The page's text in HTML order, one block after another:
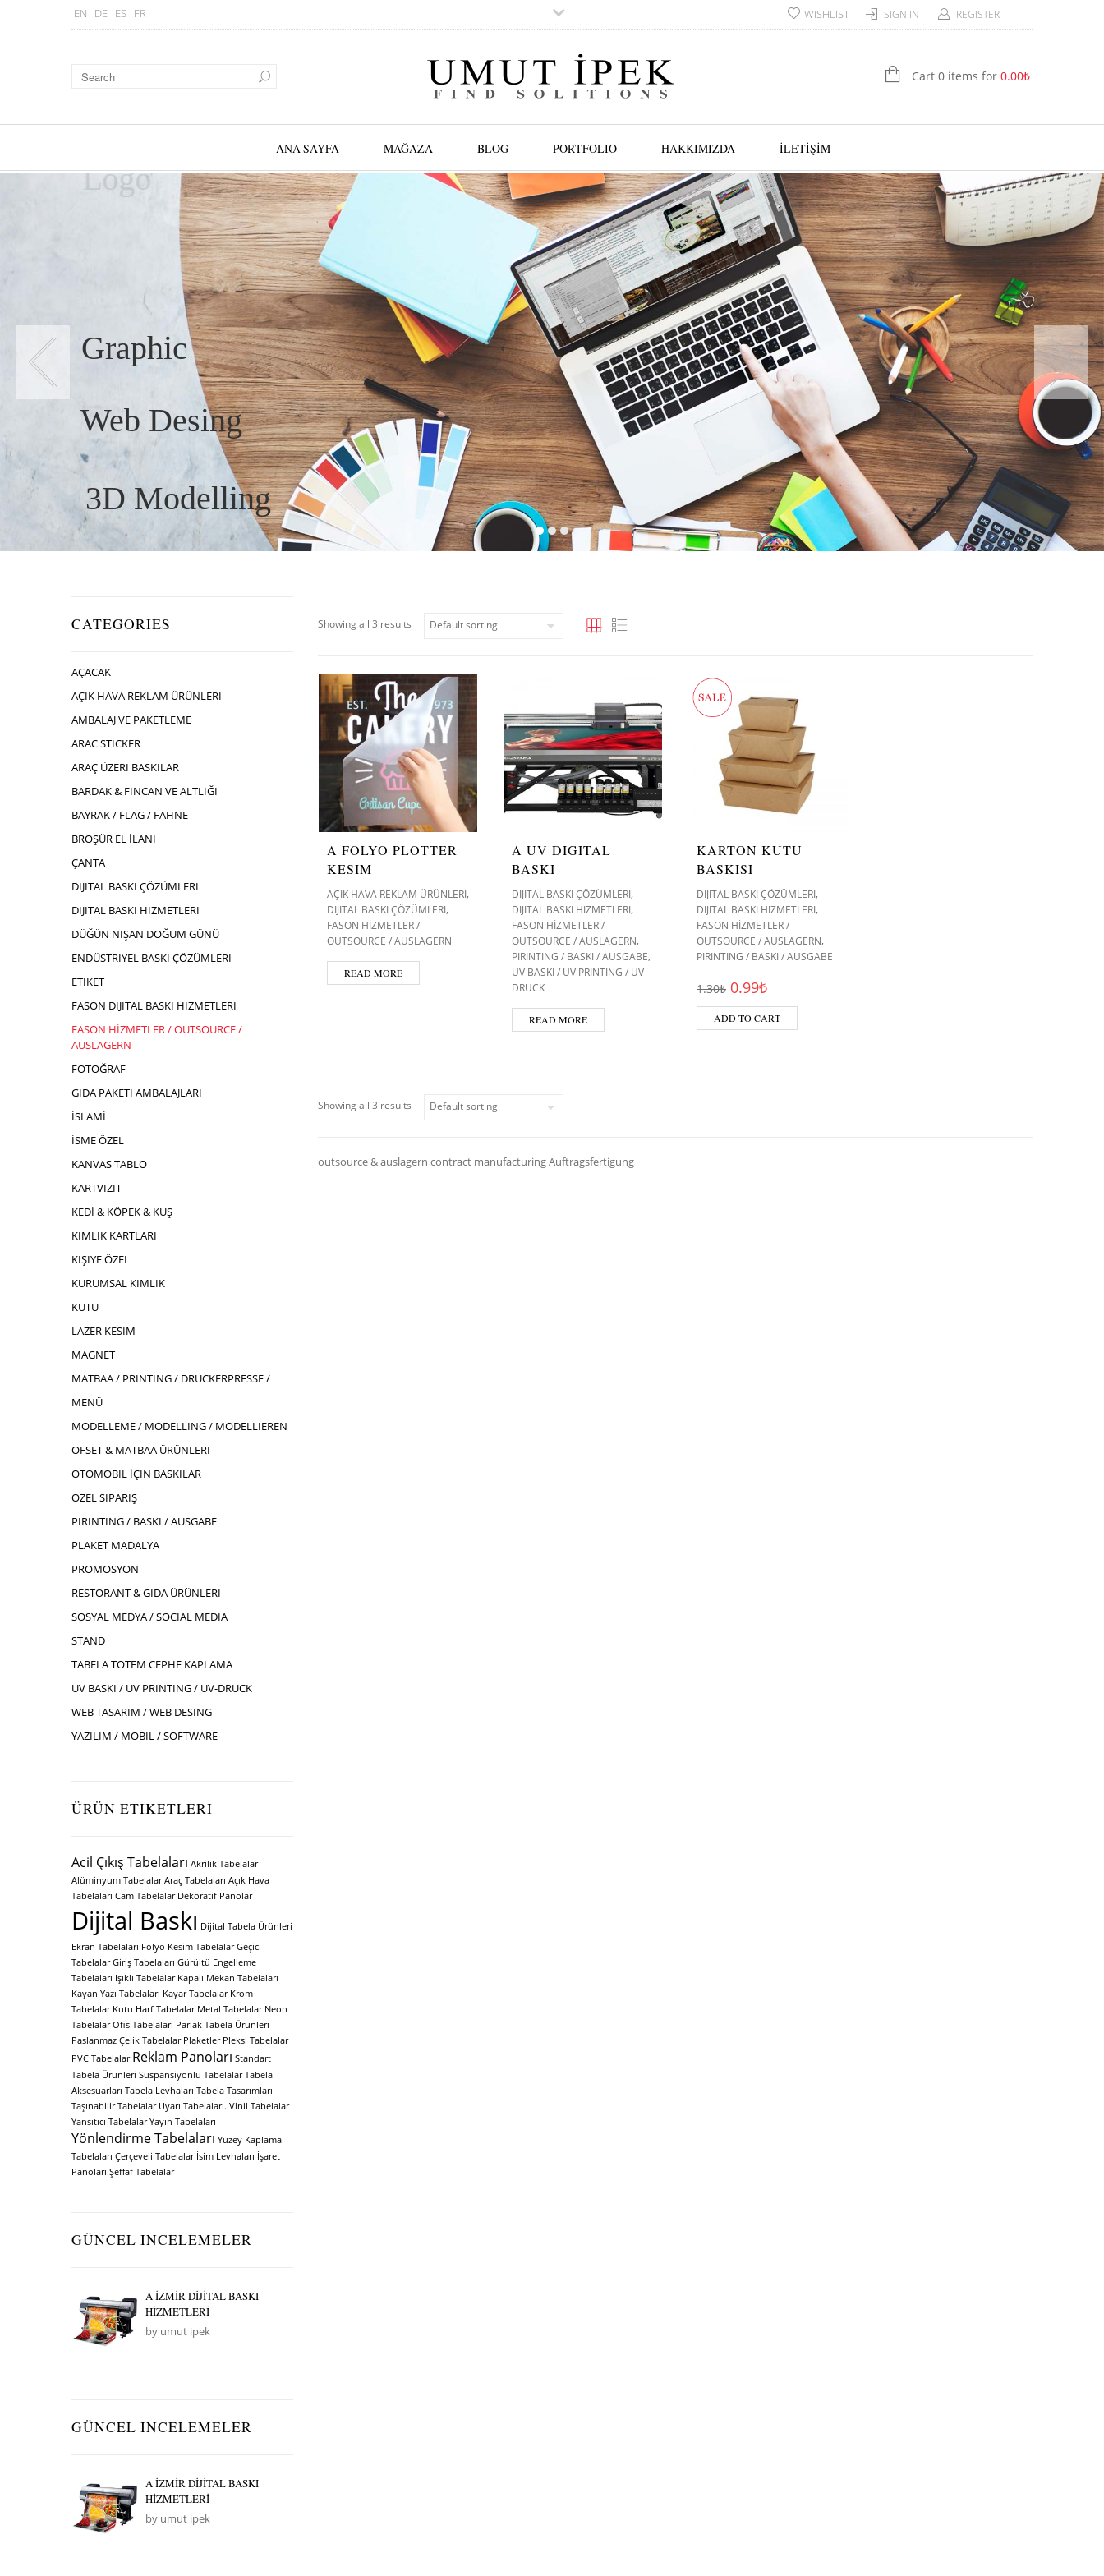
EN DE ES FR SIGN IN REGISTER
WISHLIST
Cart 0 items for 0.00₺
ANA SAYFA MAĞAZA BLOG PORTFOLIO HAKKIMIZDA İLETİŞİM
3D Modelling
Graphic
Web Desing
Logo
CATEGORIES
AÇACAK
AÇIK HAVA REKLAM ÜRÜNLERI
AMBALAJ VE PAKETLEME
ARAC STICKER
ARAÇ ÜZERI BASKILAR
BARDAK & FINCAN VE ALTLIĞI
BAYRAK / FLAG / FAHNE
BROŞÜR EL İLANI
ÇANTA
DIJITAL BASKI ÇÖZÜMLERI
DIJITAL BASKI HIZMETLERI
DÜĞÜN NIŞAN DOĞUM GÜNÜ
ENDÜSTRIYEL BASKI ÇÖZÜMLERI
ETIKET
FASON DIJITAL BASKI HIZMETLERI
FASON HİZMETLER / OUTSOURCE /
AUSLAGERN
FOTOĞRAF
GIDA PAKETI AMBALAJLARI
İSLAMİ
İSME ÖZEL
KANVAS TABLO
KARTVIZIT
KEDİ & KÖPEK & KUŞ
KIMLIK KARTLARI
KIŞIYE ÖZEL
KURUMSAL KIMLIK
KUTU
LAZER KESIM
MAGNET
MATBAA / PRINTING / DRUCKERPRESSE /
MENÜ
MODELLEME / MODELLING / MODELLIEREN
OFSET & MATBAA ÜRÜNLERI
OTOMOBIL İÇIN BASKILAR
ÖZEL SİPARİŞ
PIRINTING / BASKI / AUSGABE
PLAKET MADALYA
PROMOSYON
RESTORANT & GIDA ÜRÜNLERI
SOSYAL MEDYA / SOCIAL MEDIA
STAND
TABELA TOTEM CEPHE KAPLAMA
UV BASKI / UV PRINTING / UV-DRUCK
WEB TASARIM / WEB DESING
YAZILIM / MOBIL / SOFTWARE
ÜRÜN ETIKETLERI
Acil Çıkış Tabelaları Akrilik Tabelalar
Alüminyum Tabelalar Araç Tabelaları Açık Hava
Tabelaları Cam Tabelalar Dekoratif Panolar
Dijital Baskı Dijital Tabela Ürünleri
Ekran Tabelaları Folyo Kesim Tabelalar Geçici
Tabelalar Giriş Tabelaları Gürültü Engelleme
Tabelaları Işıklı Tabelalar Kapalı Mekan Tabelaları
Kayan Yazı Tabelaları Kayar Tabelalar Krom
Tabelalar Kutu Harf Tabelalar Metal Tabelalar Neon
Tabelalar Ofis Tabelaları Parlak Tabela Ürünleri
Paslanmaz Çelik Tabelalar Plaketler Pleksi Tabelalar
PVC Tabelalar Reklam Panoları Standart
Tabela Ürünleri Süspansiyonlu Tabelalar Tabela
Aksesuarları Tabela Levhaları Tabela Tasarımları
Taşınabilir Tabelalar Uyarı Tabelaları. Vinil Tabelalar
Yansıtıcı Tabelalar Yayın Tabelaları
Yönlendirme Tabelaları Yüzey Kaplama
Tabelaları Çerçeveli Tabelalar İsim Levhaları İşaret
Panoları Şeffaf Tabelalar
GÜNCEL INCELEMELER
A İZMİR DİJİTAL BASKI
HİZMETLERİ
by umut ipek
GÜNCEL INCELEMELER
A İZMİR DİJİTAL BASKI
HİZMETLERİ
by umut ipek
Showing all 3 results
A FOLYO PLOTTER
KESIM
AÇIK HAVA REKLAM ÜRÜNLERI,
DIJITAL BASKI ÇÖZÜMLERI,
FASON HİZMETLER /
OUTSOURCE / AUSLAGERN
READ MORE
A UV DIGITAL
BASKI
DIJITAL BASKI ÇÖZÜMLERI,
DIJITAL BASKI HIZMETLERI,
FASON HİZMETLER /
OUTSOURCE / AUSLAGERN,
PIRINTING / BASKI / AUSGABE,
UV BASKI / UV PRINTING / UV-
DRUCK
READ MORE
KARTON KUTU
BASKISI
DIJITAL BASKI ÇÖZÜMLERI,
DIJITAL BASKI HIZMETLERI,
FASON HİZMETLER /
OUTSOURCE / AUSLAGERN,
PIRINTING / BASKI / AUSGABE
1.30₺ Original price was: 1.30₺.
0.99₺Current price is: 0.99₺.
ADD TO CART
Showing all 3 results
outsource & auslagern contract manufacturing Auftragsfertigung